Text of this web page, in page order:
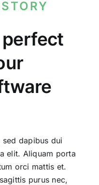
perfect
dapibus dui
elit. Aliquam porta
orci mattis et.
purus nec,